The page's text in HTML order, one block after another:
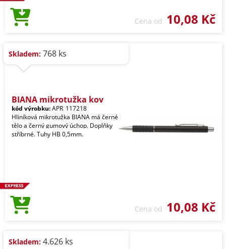
Cena od 10,08 Kč
Skladem: 768 ks
BIANA mikrotužka kov
kód výrobku:APR_117218
Hliníková mikrotužka BIANA má černé
tělo a černý gumový úchop. Doplňky
stříbrné. Tuhy HB 0,5mm.
Cena od 10,08 Kč
Skladem: 4.626 ks